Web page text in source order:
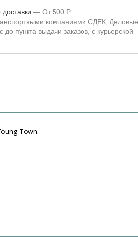
От 500 Р
компаниями СДЕК, Деловые
пункта выдачи заказов, с курьерской
Town.